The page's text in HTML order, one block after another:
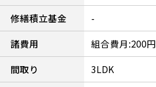
修繕積立基金
-
諸費用
組合費月:200円
間取り
3LDK